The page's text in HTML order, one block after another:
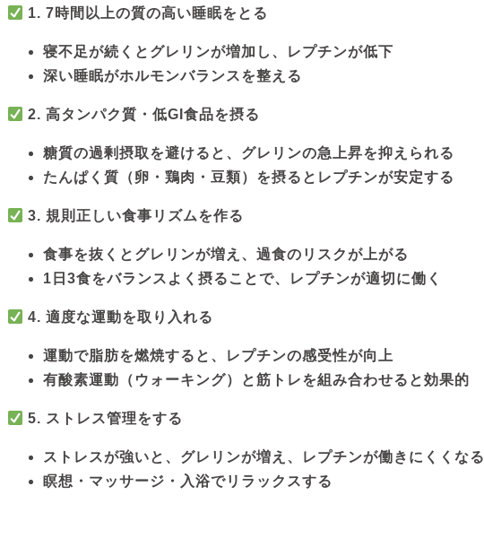
1. 7時間以上の質の高い睡眠をとる
寝不足が続くとグレリンが増加し、レプチンが低下
深い睡眠がホルモンバランスを整える
2. 高タンパク質・低GI食品を摂る
糖質の過剰摂取を避けると、グレリンの急上昇を抑えられる
たんぱく質（卵・鶏肉・豆類）を摂るとレプチンが安定する
3. 規則正しい食事リズムを作る
食事を抜くとグレリンが増え、過食のリスクが上がる
1日3食をバランスよく摂ることで、レプチンが適切に働く
4. 適度な運動を取り入れる
運動で脂肪を燃焼すると、レプチンの感受性が向上
有酸素運動（ウォーキング）と筋トレを組み合わせると効果的
5. ストレス管理をする
ストレスが強いと、グレリンが増え、レプチンが働きにくくなる
瞑想・マッサージ・入浴でリラックスする